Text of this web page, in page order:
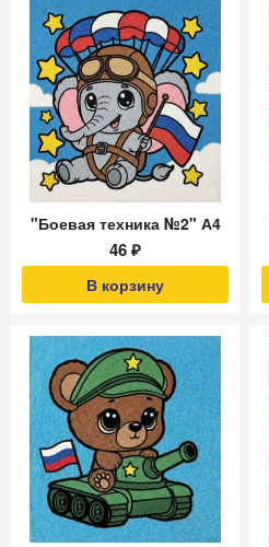
"Боевая техника №2" А4
46 ₽
В корзину